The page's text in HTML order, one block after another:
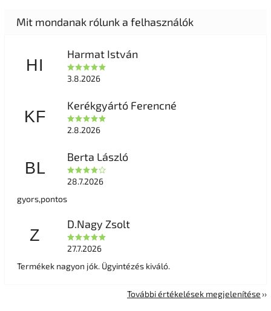
HI
Harmat István
3.8.2026
KF
Kerékgyártó Ferencné
2.8.2026
BL
Berta László
28.7.2026
gyors,pontos
Z
D.Nagy Zsolt
27.7.2026
Termékek nagyon jók. Ügyintézés kiváló.
További értékelések megjelenítése